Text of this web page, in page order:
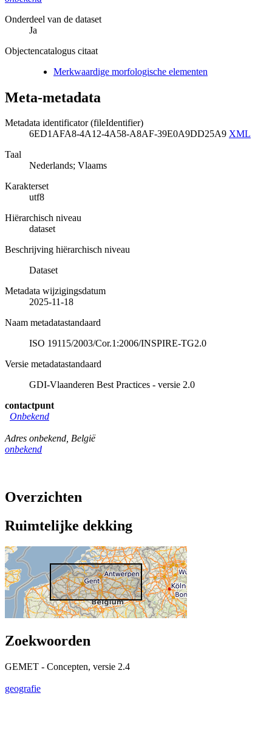
Onderdeel van de dataset
Ja
Objectencatalogus citaat
Merkwaardige morfologische elementen
Meta-metadata
Metadata identificator (fileIdentifier)
6ED1AFA8-4A12-4A58-A8AF-39E0A9DD25A9 XML
Taal
Nederlands; Vlaams
Karakterset
utf8
Hiërarchisch niveau
dataset
Beschrijving hiërarchisch niveau
Dataset
Metadata wijzigingsdatum
2025-11-18
Naam metadatastandaard
ISO 19115/2003/Cor.1:2006/INSPIRE-TG2.0
Versie metadatastandaard
GDI-Vlaanderen Best Practices - versie 2.0
contactpunt
Onbekend
Adres onbekend, België
onbekend
Overzichten
Ruimtelijke dekking
Zoekwoorden
GEMET - Concepten, versie 2.4
geografie